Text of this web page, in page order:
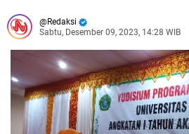
Redaksi
Sabtu, Desember 09, 2023, 14:28 WIB